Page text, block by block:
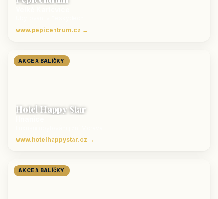
www.pepicentrum.cz →
AKCE A BALÍČKY
Hotel Happy Star
www.hotelhappystar.cz →
AKCE A BALÍČKY